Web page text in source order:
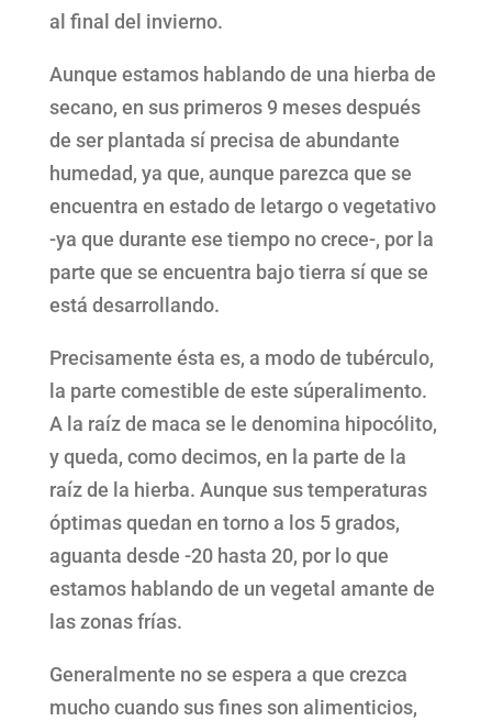
al final del invierno.
Aunque estamos hablando de una hierba de
secano, en sus primeros 9 meses después
de ser plantada sí precisa de abundante
humedad, ya que, aunque parezca que se
encuentra en estado de letargo o vegetativo
-ya que durante ese tiempo no crece-, por la
parte que se encuentra bajo tierra sí que se
está desarrollando.
Precisamente ésta es, a modo de tubérculo,
la parte comestible de este súperalimento.
A la raíz de maca se le denomina hipocólito,
y queda, como decimos, en la parte de la
raíz de la hierba. Aunque sus temperaturas
óptimas quedan en torno a los 5 grados,
aguanta desde -20 hasta 20, por lo que
estamos hablando de un vegetal amante de
las zonas frías.
Generalmente no se espera a que crezca
mucho cuando sus fines son alimenticios,